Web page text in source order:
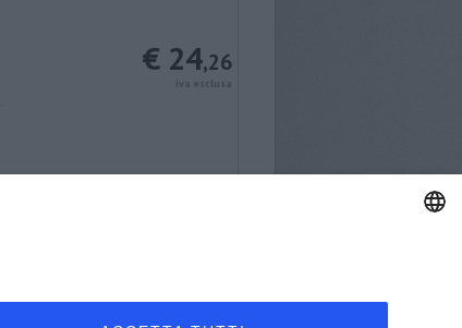
€ 24,26
iva esclusa